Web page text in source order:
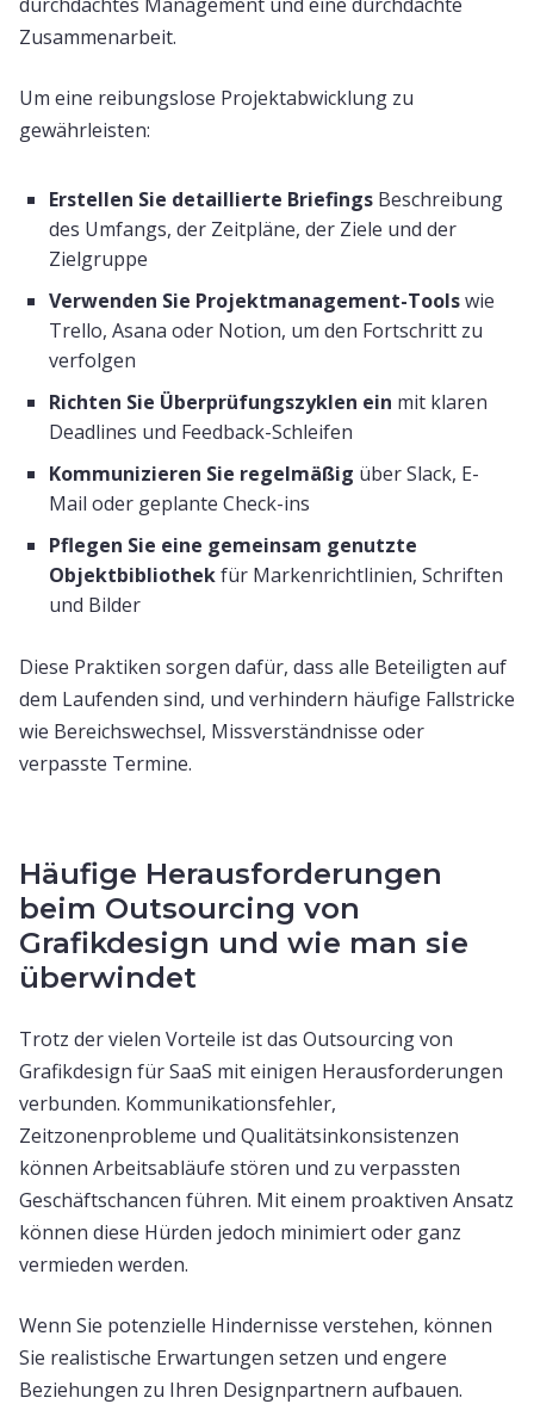
Zusammenarbeit.
Um eine reibungslose Projektabwicklung zu
gewährleisten:
Erstellen Sie detaillierte Briefings Beschreibung
des Umfangs, der Zeitpläne, der Ziele und der
Zielgruppe
Verwenden Sie Projektmanagement-Toolswie
Trello, Asana oder Notion, um den Fortschritt zu
verfolgen
Richten Sie Überprüfungszyklen ein mit klaren
Deadlines und Feedback-Schleifen
Kommunizieren Sie regelmäßig über Slack, E-
Mail oder geplante Check-ins
Pflegen Sie eine gemeinsam genutzte
Objektbibliothekfür Markenrichtlinien, Schriften
und Bilder
Diese Praktiken sorgen dafür, dass alle Beteiligten auf
dem Laufenden sind, und verhindern häufige Fallstricke
wie Bereichswechsel, Missverständnisse oder
verpasste Termine.
Häufige Herausforderungen
beim Outsourcing von
Grafikdesign und wie man sie
überwindet
Trotz der vielen Vorteile ist das Outsourcing von
Grafikdesign für SaaS mit einigen Herausforderungen
verbunden. Kommunikationsfehler,
Zeitzonenprobleme und Qualitätsinkonsistenzen
können Arbeitsabläufe stören und zu verpassten
Geschäftschancen führen. Mit einem proaktiven Ansatz
können diese Hürden jedoch minimiert oder ganz
vermieden werden.
Wenn Sie potenzielle Hindernisse verstehen, können
Sie realistische Erwartungen setzen und engere
Beziehungen zu Ihren Designpartnern aufbauen.